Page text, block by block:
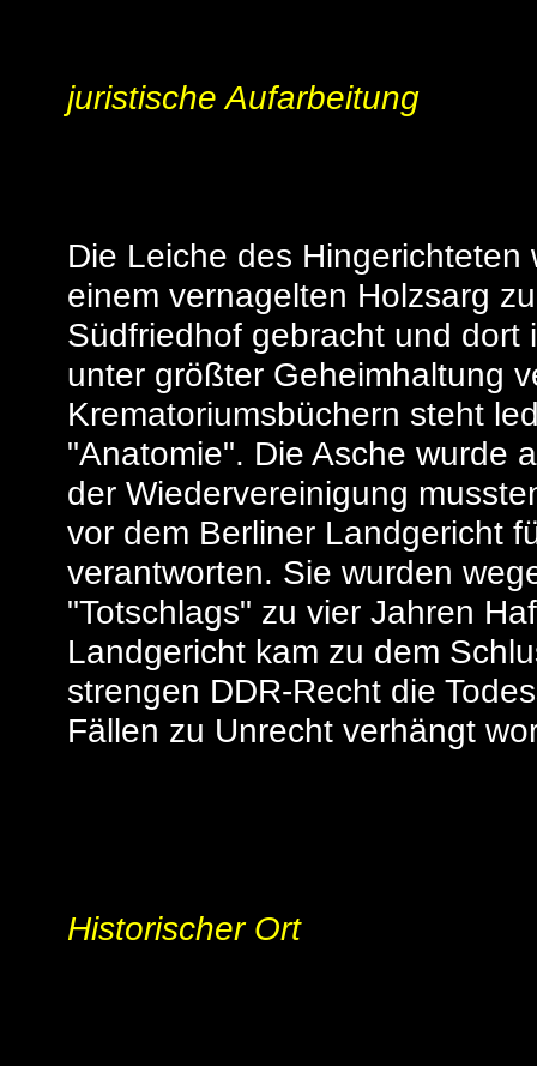
juristische Aufarbeitung
Die Leiche des
einem vernagelten Holzsarg
Südfriedhof gebracht und dort
unter größter Geheimhaltung
Krematoriumsbüchern steht
"Anatomie". Die Asche wurde
der Wiedervereinigung
vor dem Berliner Landgericht
verantworten. Sie wurden
"Totschlags" zu vier Jahren
Landgericht kam zu dem
strengen DDR-Recht die
Fällen zu Unrecht verhängt
Historischer Ort